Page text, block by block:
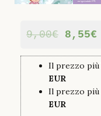
9,00€ 8,55€
Il prezzo più
EUR
Il prezzo più
EUR